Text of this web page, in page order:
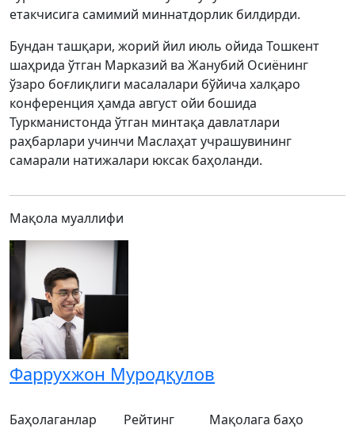
етакчисига самимий миннатдорлик билдирди.
Бундан ташқари, жорий йил июль ойида Тошкент
шаҳрида ўтган Марказий ва Жанубий Осиёнинг
ўзаро боғлиқлиги масалалари бўйича халқаро
конференция ҳамда август ойи бошида
Туркманистонда ўтган минтақа давлатлари
раҳбарлари учинчи Маслаҳат учрашувининг
самарали натижалари юксак баҳоланди.
Мақола муаллифи
Фаррухжон Муродқулов
Баҳолаганлар
Рейтинг
Мақолага баҳо